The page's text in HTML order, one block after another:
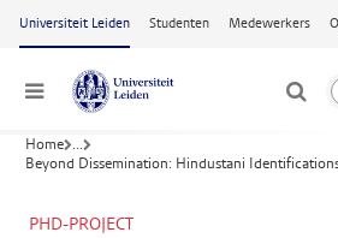
Ga naar hoofdinhoud
Universiteit Leiden Studenten Medewerkers
Menu
Home ...
Beyond Dissemination: Hindustani
PHD-PROJECT